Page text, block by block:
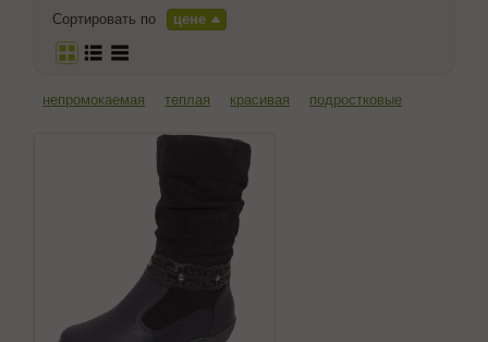
Сортировать по
цене
непромокаемая теплая красивая подростковые